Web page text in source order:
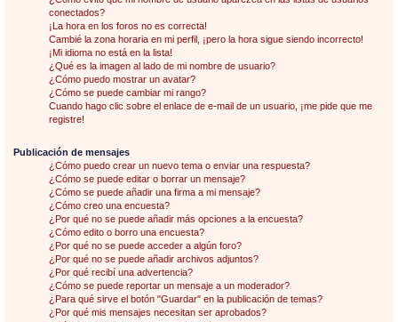
conectados?
¡La hora en los foros no es correcta!
Cambié la zona horaria en mi perfil, ¡pero la hora sigue siendo incorrecto!
¡Mi idioma no está en la lista!
¿Qué es la imagen al lado de mi nombre de usuario?
¿Cómo puedo mostrar un avatar?
¿Cómo se puede cambiar mi rango?
Cuando hago clic sobre el enlace de e-mail de un usuario, ¡me pide que me
registre!
Publicación de mensajes
¿Cómo puedo crear un nuevo tema o enviar una respuesta?
¿Cómo se puede editar o borrar un mensaje?
¿Cómo se puede añadir una firma a mi mensaje?
¿Cómo creo una encuesta?
¿Por qué no se puede añadir más opciones a la encuesta?
¿Cómo edito o borro una encuesta?
¿Por qué no se puede acceder a algún foro?
¿Por qué no se puede añadir archivos adjuntos?
¿Por qué recibí una advertencia?
¿Cómo se puede reportar un mensaje a un moderador?
¿Para qué sirve el botón "Guardar" en la publicación de temas?
¿Por qué mis mensajes necesitan ser aprobados?